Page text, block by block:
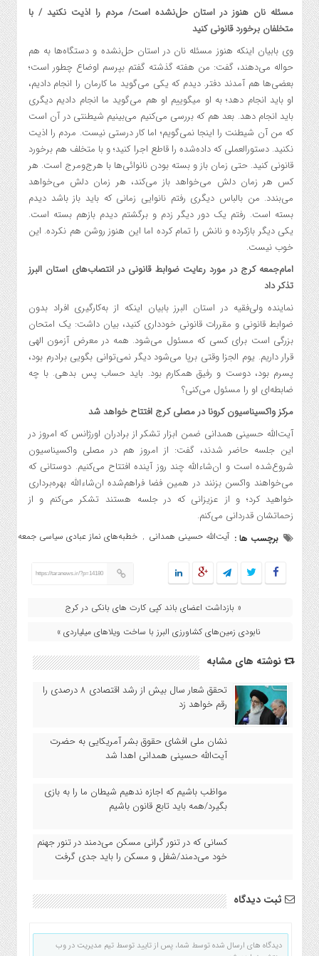
مسئله نان هنوز در استان حل‌نشده است/ مردم را اذیت نکنید / با
متخلفان برخورد قانونی کنید
وی بابیان اینکه هنوز مسئله نان در استان حل‌نشده و دستگاه‌ها به هم
حواله می‌دهند، گفت: من هفته گذشته گفتم بپرسم اوضاع چطور است؛
بعضی‌ها هم آمدند دفتر. دیدم که یکی می‌گوید ما کارمان را انجام دادیم،
او باید انجام دهد؛ به او میگوییم او هم می‌گوید ما انجام دادیم دیگری
باید انجام دهد. بعد هم که بررسی می‌کنیم می‌بینیم شیطنتی در آن است
که من آن شیطنت را اینجا نمی‌گویم؛ اما کار درستی نیست. مردم را اذیت
نکنید. دستورالعملی که داده‌شده را قاطع اجرا کنید؛ و با متخلف هم برخورد
قانونی کنید. حتی زمان باز و بسته بودن نانوائی‌ها با هرج‌ومرج است. هر
کس هر زمان دلش می‌خواهد باز می‌کند، هر زمان دلش می‌خواهد
می‌بندد. من بالباس دیگری رفتم نانوایی زمانی که باید باز باشد دیدم
بسته است. رفتم یک دور دیگر زدم و برگشتم دیدم بازهم بسته است.
یکی دیگر بازکرده و نانش را تمام کرده اما این هنوز روشن هم نکرده. این
خوب نیست.
امام‌جمعه کرج در مورد رعایت ضوابط قانونی در انتصاب‌های استان البرز
تذکر داد
نماینده ولی‌فقیه در استان البرز بابیان اینکه از به‌کارگیری افراد بدون
ضوابط قانونی و مقررات قانونی خودداری کنید، بیان داشت: یک امتحان
بزرگی است برای کسی که مسئول می‌شود. همه در معرض آزمون الهی
قرار داریم. یوم الجزا وقتی برپا می‌شود دیگر نمی‌توانی بگویی برادرم بود،
پسرم بود، دوست و رفیق همکارم بود. باید حساب پس بدهی. با چه
ضابطه‌ای او را مسئول می‌کنی؟
مرکز واکسیناسیون کرونا در مصلی کرج افتتاح خواهد شد
آیت‌الله حسینی همدانی ضمن ابزار تشکر از برادران اورژانس که امروز در
این جلسه حاضر شدند، گفت: از امروز هم در مصلی واکسیناسیون
شروع‌شده است و ان‌شاءالله چند روز آینده افتتاح می‌کنیم. دوستانی که
می‌خواهند واکسن بزنند در همین فضا فراهم‌شده ان‌شاءالله بهره‌برداری
خواهید کرد؛ و از عزیزانی که در جلسه هستند تشکر می‌کنم و از
زحماتشان قدردانی می‌کنم.
برچسب ها : آیت‌الله حسینی همدانی , خطبه‌های نماز عبادی سیاسی جمعه
https://taranews.ir/?p=14180
« بازداشت اعضای باند کپی کارت های بانکی در کرج
نابودی زمین‌های کشاورزی البرز با ساخت ویلاهای میلیاردی »
نوشته های مشابه
تحقق شعار سال بیش از رشد اقتصادی ۸ درصدی را
رقم خواهد زد
نشان ملی افشای حقوق بشر آمریکایی به حضرت
آیت‌الله حسینی همدانی اهدا شد
مواظب باشیم که اجازه ندهیم شیطان ما را به بازی
بگیرد/همه باید تابع قانون باشیم
کسانی که در تنور گرانی مسکن می‌دمند در تنور جهنم
خود می‌دمند/شغل و مسکن را باید جدی گرفت
ثبت دیدگاه
دیدگاه های ارسال شده توسط شما، پس از تایید توسط تیم مدیریت در وب